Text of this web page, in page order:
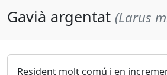
Gavià argentat (Larus
Resident molt comú i en